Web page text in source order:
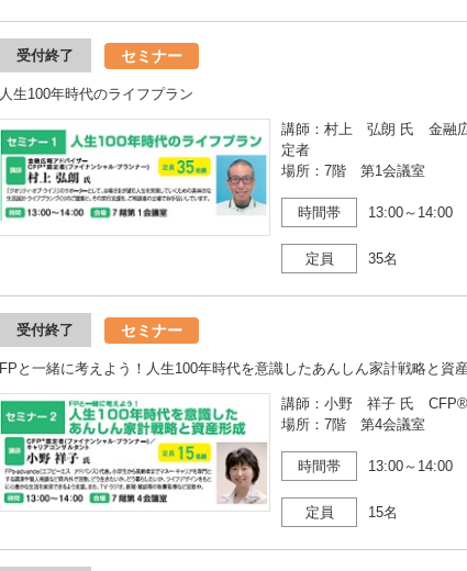
受付終了 セミナー
人生100年時代のライフプラン
講師：村上 弘朗 氏 金融
定者
場所：7階 第1会議室
時間帯 13:00～14:00
定員 35名
受付終了 セミナー
FPと一緒に考えよう！人生100年時代を意識したあんしん家計戦略と資
講師：小野 祥子 氏 CFP®
場所：7階 第4会議室
時間帯 13:00～14:00
定員 15名